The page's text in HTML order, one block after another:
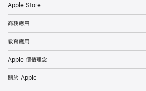
Apple Store
商務應用
教育應用
Apple 價值理念
關於 Apple